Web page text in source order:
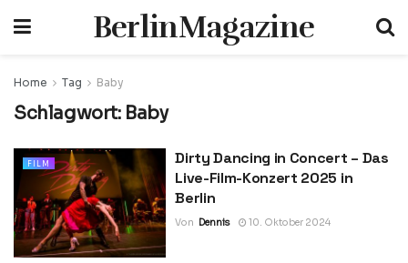
BerlinMagazine
Home Tag Baby
Schlagwort: Baby
FILM
Dirty Dancing in Concert – Das
Live-Film-Konzert 2025 in
Berlin
Von Dennis 10. Oktober 2024